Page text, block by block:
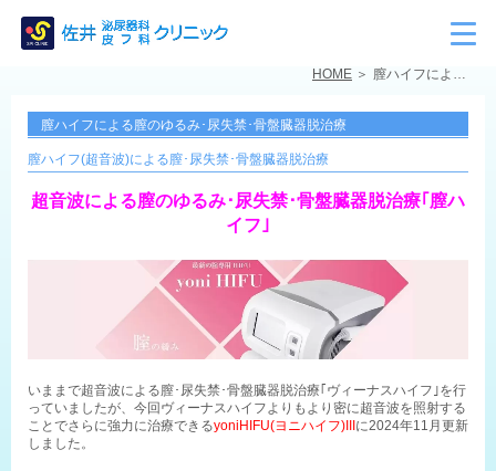
HOME 膣ハイフによる膣のゆるみ･尿失禁･骨盤臓器脱治療
膣ハイフによる膣のゆるみ･尿失禁･骨盤臓器脱治療
膣ハイフ(超音波)による膣･尿失禁･骨盤臓器脱治療
超音波による膣のゆるみ･尿失禁･骨盤臓器脱治療｢膣ハ
イフ｣
いままで超音波による膣･尿失禁･骨盤臓器脱治療｢ヴィーナスハイフ｣を行
っていましたが、今回ヴィーナスハイフよりもより密に超音波を照射する
ことでさらに強力に治療できるyoniHIFU(ヨニハイフ)IIIに2024年11月更新
しました。